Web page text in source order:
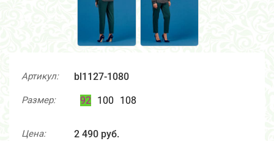
Артикул: bl1127-1080
Размер: 92 100 108
Цена: 2 490 руб.